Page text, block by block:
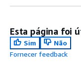
Esta página foi
Sim
Não
Fornecer feedback